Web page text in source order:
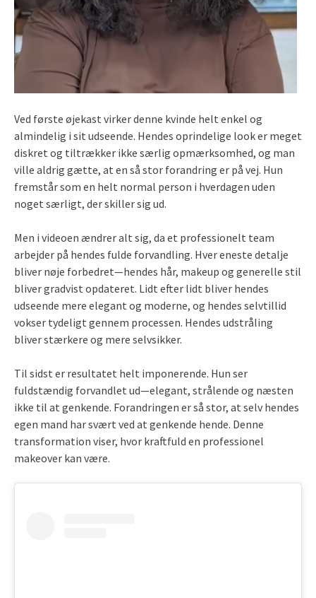
Ved første øjekast virker denne kvinde helt enkel og
almindelig i sit udseende. Hendes oprindelige look er meget
diskret og tiltrækker ikke særlig opmærksomhed, og man
ville aldrig gætte, at en så stor forandring er på vej. Hun
fremstår som en helt normal person i hverdagen uden
noget særligt, der skiller sig ud.
Men i videoen ændrer alt sig, da et professionelt team
arbejder på hendes fulde forvandling. Hver eneste detalje
bliver nøje forbedret—hendes hår, makeup og generelle stil
bliver gradvist opdateret. Lidt efter lidt bliver hendes
udseende mere elegant og moderne, og hendes selvtillid
vokser tydeligt gennem processen. Hendes udstråling
bliver stærkere og mere selvsikker.
Til sidst er resultatet helt imponerende. Hun ser
fuldstændig forvandlet ud—elegant, strålende og næsten
ikke til at genkende. Forandringen er så stor, at selv hendes
egen mand har svært ved at genkende hende. Denne
transformation viser, hvor kraftfuld en professionel
makeover kan være.